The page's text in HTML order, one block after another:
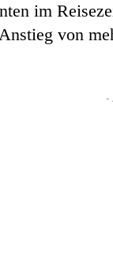
im
von
-